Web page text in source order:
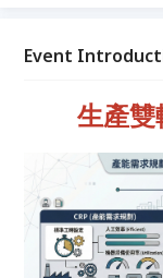
Event
生產雙